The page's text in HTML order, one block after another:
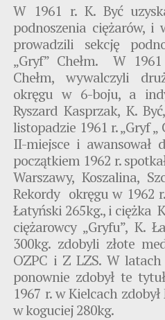
W 1961 r. K. Być
podnoszenia ciężarów, i
prowadzili sekcję
„Gryf” Chełm. W
Chełm, wywalczyli
okręgu w 6-boju, a
Ryszard Kasprzak, K.
listopadzie 1961 r. „Gryf
II-miejsce i
początkiem 1962 r.
Warszawy, Koszalina,
Rekordy okręgu w 1962
Łatyński 265kg., i ciężka
ciężarowcy „Gryfu”, K.
300kg. zdobyli złote
OZPC i Z LZS. W
ponownie zdobył te
1967 r. w Kielcach
w koguciej 280kg.